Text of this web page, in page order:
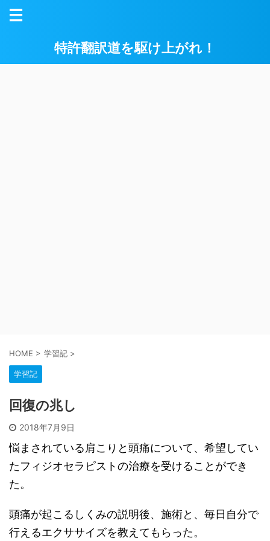
特許翻訳道を駆け上がれ！
HOME > 学習記 >
学習記
回復の兆し
2018年7月9日
悩まされている肩こりと頭痛について、希望してい
たフィジオセラピストの治療を受けることができ
た。
頭痛が起こるしくみの説明後、施術と、毎日自分で
行えるエクササイズを教えてもらった。